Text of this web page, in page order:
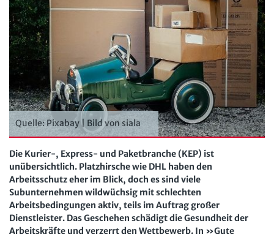
Der Personalrat
Computer und Arbeit
Gute Arbeit
Betriebsrat und Mitbestimmung
Arbeitsschutz und Mitbestimmung
Schwerbehindertenrecht und Inklusion
Arbeit und Recht
Soziales Recht
Digitales Arbeits- und Sozialrecht
Soziale Sicherheit
Betriebsratswissen online
Beschäftigtendatenschutz online
Personalratswissen online
Schwerbehindertenrecht online
Arbeitszeit online
KI-Praxis Arbeitsrecht online
Software
Newsletter
Bund SHOP
Abo
mein Bund-Online
Presse Interne Meldestelle Verträge kündigen
Datenschutz
AGB Impressum
Kontakt
Erklärung zur Barrierefreiheit
Widerruf
Widerrufsrecht
Verlag
Karriere Buchhandel
Quelle: Pixabay | Bild von siala
Die Kurier-, Express- und Paketbranche (KEP) ist
unübersichtlich. Platzhirsche wie DHL haben den
Arbeitsschutz eher im Blick, doch es sind viele
Subunternehmen wildwüchsig mit schlechten
Arbeitsbedingungen aktiv, teils im Auftrag großer
Dienstleister. Das Geschehen schädigt die Gesundheit der
Arbeitskräfte und verzerrt den Wettbewerb. In »Gute